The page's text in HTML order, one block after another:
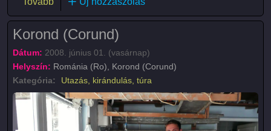
Korond (Corund)
Dátum: 2008. június 01. (vasárnap)
Helyszín: Románia (Ro), Korond (Corund)
Kategória:
Utazás, kirándulás, túra